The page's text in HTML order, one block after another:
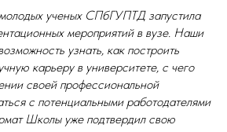
ученых СПбГУПТД запустила
мероприятий в вузе. Наши
узнать, как построить
карьеру в университете, с чего
своей профессиональной
с потенциальными работодателями
Школы уже подтвердил свою